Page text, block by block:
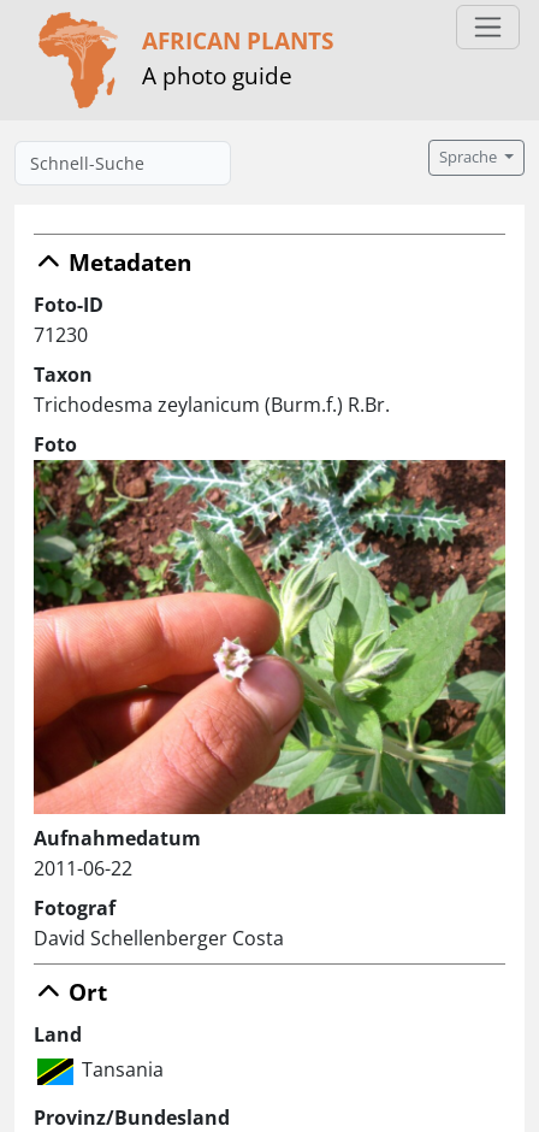
AFRICAN PLANTS
A photo guide
Sprache
Metadaten
Foto-ID
71230
Taxon
Trichodesma zeylanicum (Burm.f.) R.Br.
Foto
Aufnahmedatum
2011-06-22
Fotograf
David Schellenberger Costa
Ort
Land
Tansania
Provinz/Bundesland